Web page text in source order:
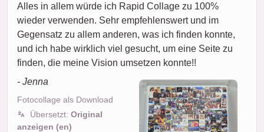
Alles in allem würde ich Rapid Collage zu 100%
wieder verwenden. Sehr empfehlenswert und im
Gegensatz zu allem anderen, was ich finden konnte,
und ich habe wirklich viel gesucht, um eine Seite zu
finden, die meine Vision umsetzen konnte!!
- Jenna
Fotocollage als Download
Übersetzt: Original
anzeigen (en)